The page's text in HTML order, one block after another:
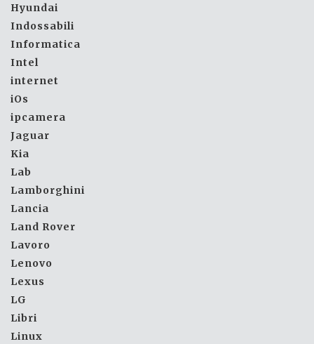
Hyundai
Indossabili
Informatica
Intel
internet
iOs
ipcamera
Jaguar
Kia
Lab
Lamborghini
Lancia
Land Rover
Lavoro
Lenovo
Lexus
LG
Libri
Linux